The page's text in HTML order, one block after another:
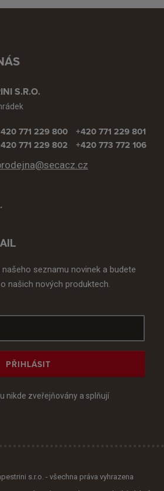
S.R.O.
771 229 800
771 229 802
+420 771 229 801
+420 773 772 106
seznamu novinek a budete
našich nových produktech.
PŘIHLÁSIT
nikde zveřejňovány a splňují
s.r.o. - všechna práva vyhrazena